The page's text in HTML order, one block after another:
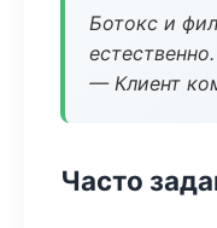
Ботокс и
— Клиент
Часто